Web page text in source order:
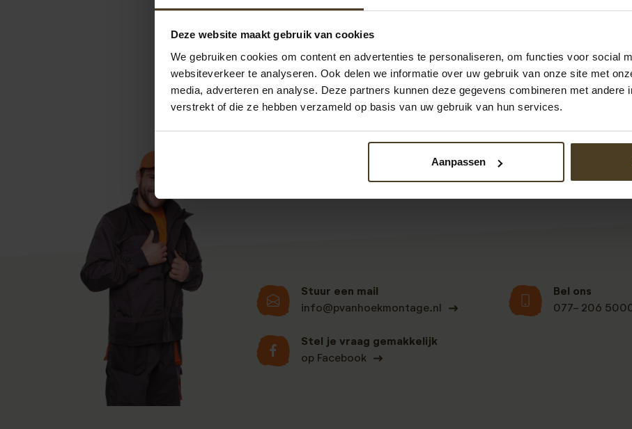
Deze website maakt gebruik van cookies
We gebruiken cookies om content en advertenties te personaliseren, om functies voor social
websiteverkeer te analyseren. Ook delen we informatie over uw gebruik van onze site met
media, adverteren en analyse. Deze partners kunnen deze gegevens combineren met andere
verstrekt of die ze hebben verzameld op basis van uw gebruik van hun services.
Aanpassen
Vanaf offerte tot plaatsing goed contact!
Deze recentie is op17-12-2020 11:34
De geleverde en afgesproken werkzaamheden zijn netjes uitgevoerd!
Bekijk alle recensies
Stuur een mail
info@pvanhoekmontage.nl
Bel ons
077- 206
Stel je vraag gemakkelijk
op Facebook